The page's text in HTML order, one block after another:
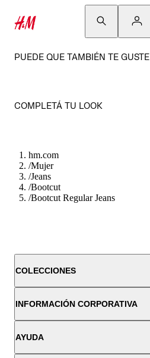
PUEDE QUE TAMBIÉN TE GUSTE
COMPLETÁ TU LOOK
hm.com
/Mujer
/Jeans
/Bootcut
/Bootcut Regular Jeans
COLECCIONES
INFORMACIÓN CORPORATIVA
AYUDA